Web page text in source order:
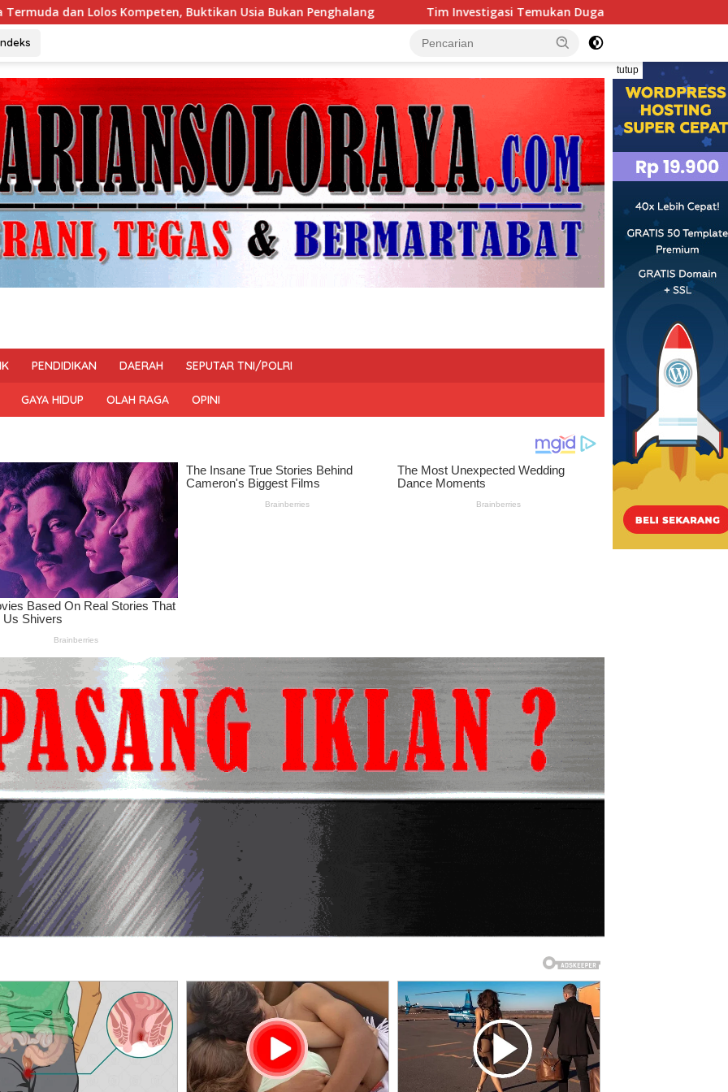
Buktikan Usia Bukan Penghalang Tim Investigasi Temukan Dugaan Penimbunan BBM Solar Subsidi, Penindakan
tutup
PENDIDIKAN DAERAH SEPUTAR TNI/POLRI
GAYA HIDUP OLAH RAGA OPINI